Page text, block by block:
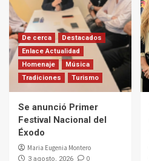
De cerca
Destacados
Enlace Actualidad
Homenaje
Música
Tradiciones
Turismo
Se anunció Primer
Festival Nacional del
Éxodo
Maria Eugenia Montero
3 agosto, 2026 0